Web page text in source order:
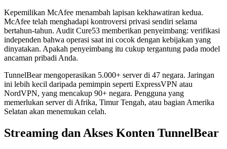
Kepemilikan McAfee menambah lapisan kekhawatiran kedua.
McAfee telah menghadapi kontroversi privasi sendiri selama
bertahun-tahun. Audit Cure53 memberikan penyeimbang: verifikasi
independen bahwa operasi saat ini cocok dengan kebijakan yang
dinyatakan. Apakah penyeimbang itu cukup tergantung pada model
ancaman pribadi Anda.
TunnelBear mengoperasikan 5.000+ server di 47 negara. Jaringan
ini lebih kecil daripada pemimpin seperti ExpressVPN atau
NordVPN, yang mencakup 90+ negara. Pengguna yang
memerlukan server di Afrika, Timur Tengah, atau bagian Amerika
Selatan akan menemukan celah.
Streaming dan Akses Konten TunnelBear